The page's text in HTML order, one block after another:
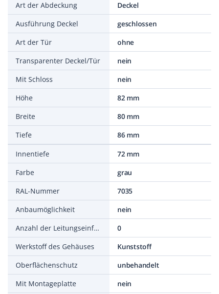
Art der Abdeckung
Deckel
Ausführung Deckel
geschlossen
Art der Tür
ohne
Transparenter Deckel/Tür
nein
Mit Schloss
nein
Höhe
82 mm
Breite
80 mm
Tiefe
86 mm
Innentiefe
72 mm
Farbe
grau
RAL-Nummer
7035
Anbaumöglichkeit
nein
Anzahl der Leitungseinführungen
0
Werkstoff des Gehäuses
Kunststoff
Oberflächenschutz
unbehandelt
Mit Montageplatte
nein